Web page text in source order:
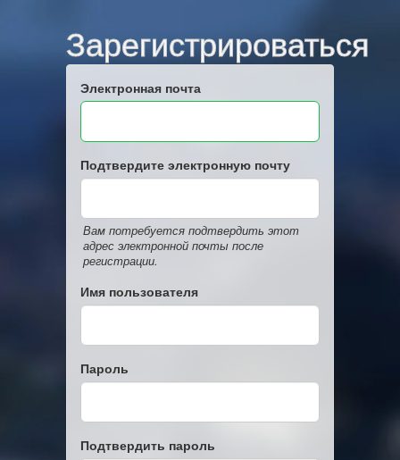
Зарегистрироваться
Электронная почта
Подтвердите электронную почту
Вам потребуется подтвердить этот
адрес электронной почты после
регистрации.
Имя пользователя
Пароль
Подтвердить пароль